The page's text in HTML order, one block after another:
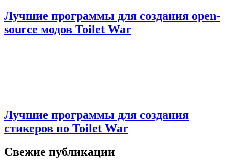
Лучшие программы для создания open-
source модов Toilet War
Лучшие программы для создания
стикеров по Toilet War
Свежие публикации